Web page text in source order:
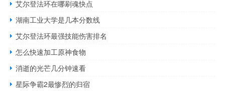
艾尔登法环在哪刷魂快点
湖南工业大学是几本分数线
艾尔登法环最强技能伤害排名
怎么快速加工原神食物
消逝的光芒几分钟速看
星际争霸2最惨烈的归宿